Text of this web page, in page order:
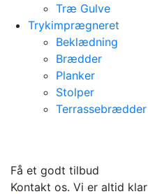
Træ Gulve
Trykimprægneret
Beklædning
Brædder
Planker
Stolper
Terrassebrædder
Få et godt tilbud
Kontakt os. Vi er altid